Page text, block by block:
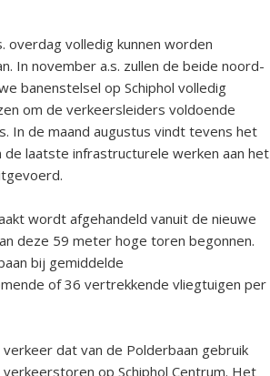
overdag volledig kunnen worden
In november a.s. zullen de beide noord-
banenstelsel op Schiphol volledig
om de verkeersleiders voldoende
In de maand augustus vindt tevens het
laatste infrastructurele werken aan het
wordt afgehandeld vanuit de nieuwe
deze 59 meter hoge toren begonnen.
bij gemiddelde
of 36 vertrekkende vliegtuigen per
dat van de Polderbaan gebruik
op Schiphol Centrum. Het